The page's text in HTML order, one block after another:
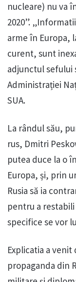
nucleare) nu va
2020”.
arme în Europa,
curent, sunt
adjunctul sefului
Administrației
SUA.
La rândul său,
rus, Dmitri
putea duce la o
Europa, și, prin
Rusia să ia
pentru a
specifice se vor
Explicatia a
propaganda din